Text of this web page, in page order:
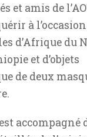
et amis de
à l’occasion
d’Afrique du
et d’objets
de deux
accompagné